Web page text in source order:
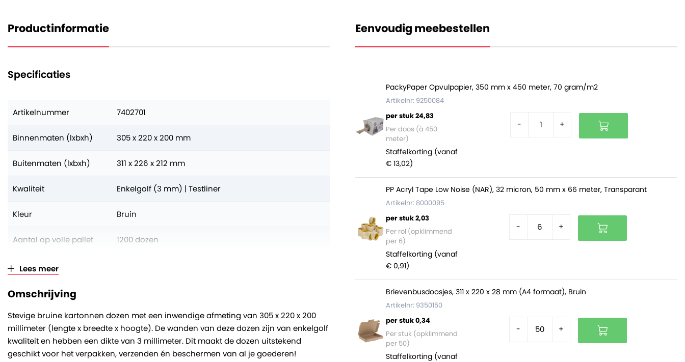
Productinformatie
Specificaties
Artikelnummer 7402701
Binnenmaten (lxbxh) 305 x 220 x 200 mm
Buitenmaten (lxbxh) 311 x 226 x 212 mm
Kwaliteit Enkelgolf (3 mm) | Testliner
Kleur Bruin
Aantal op volle pallet 1200 dozen
Verkoopeenheid
Lees meer
Omschrijving
Stevige bruine kartonnen dozen met een inwendige afmeting van 305 x 220 x 200
millimeter (lengte x breedte x hoogte). De wanden van deze dozen zijn van enkelgolf
kwaliteit en hebben een dikte van 3 millimeter. Dit maakt de dozen uitstekend
geschikt voor het verpakken, verzenden én beschermen van al je goederen!
Eenvoudig meebestellen
PackyPaper Opvulpapier, 350 mm x 450 meter, 70 gram/m2
Artikelnr: 9250084
per stuk 24,83
Per doos (à 450
meter)
Staffelkorting (vanaf
€ 13,02)
- +
PP Acryl Tape Low Noise (NAR), 32 micron, 50 mm x 66 meter, Transparant
Artikelnr: 8000095
per stuk 2,03
Per rol (opklimmend
per 6)
Staffelkorting (vanaf
€ 0,91)
- +
Brievenbusdoosjes, 311 x 220 x 28 mm (A4 formaat), Bruin
Artikelnr: 9350150
per stuk 0,34
Per stuk (opklimmend
per 50)
Staffelkorting (vanaf
- +